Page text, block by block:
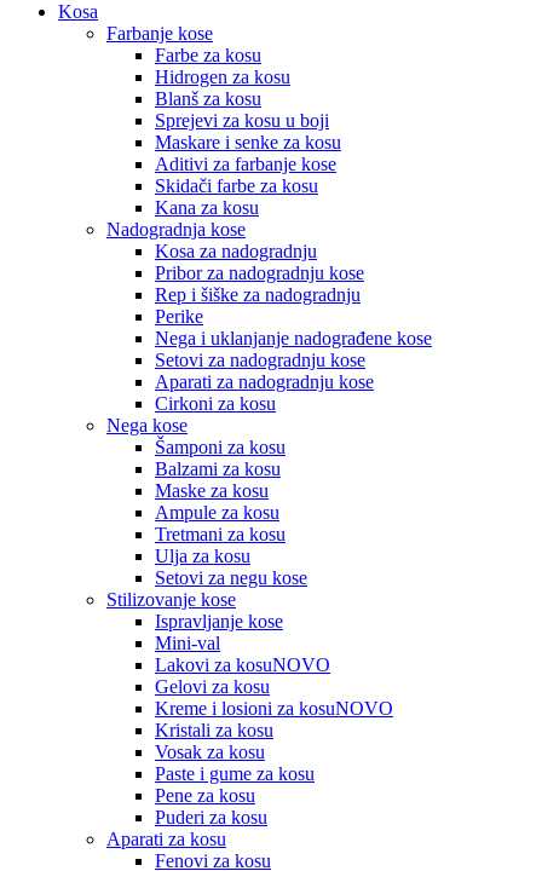
Kosa
Farbanje kose
Farbe za kosu
Hidrogen za kosu
Blanš za kosu
Sprejevi za kosu u boji
Maskare i senke za kosu
Aditivi za farbanje kose
Skidači farbe za kosu
Kana za kosu
Nadogradnja kose
Kosa za nadogradnju
Pribor za nadogradnju kose
Rep i šiške za nadogradnju
Perike
Nega i uklanjanje nadograđene kose
Setovi za nadogradnju kose
Aparati za nadogradnju kose
Cirkoni za kosu
Nega kose
Šamponi za kosu
Balzami za kosu
Maske za kosu
Ampule za kosu
Tretmani za kosu
Ulja za kosu
Setovi za negu kose
Stilizovanje kose
Ispravljanje kose
Mini-val
Lakovi za kosuNOVO
Gelovi za kosu
Kreme i losioni za kosuNOVO
Kristali za kosu
Vosak za kosu
Paste i gume za kosu
Pene za kosu
Puderi za kosu
Aparati za kosu
Fenovi za kosu